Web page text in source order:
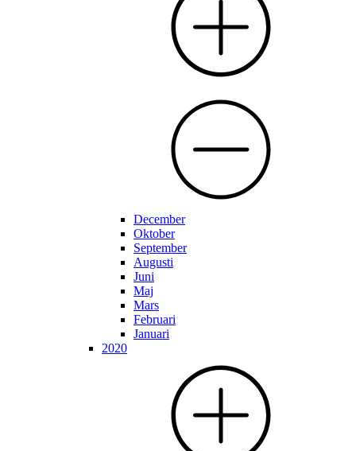
December
Oktober
September
Augusti
Juni
Maj
Mars
Februari
Januari
2020